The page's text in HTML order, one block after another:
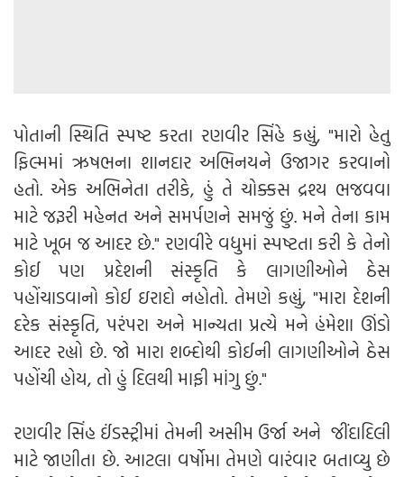
પોતાની સ્થિતિ સ્પષ્ટ કરતા રણવીર સિંહે કહ્યું, "મારો હેતુ
ફિલ્મમાં ઋષભના શાનદાર અભિનયને ઉજાગર કરવાનો
હતો. એક અભિનેતા તરીકે, હું તે ચોક્કસ દ્રશ્ય ભજવવા
માટે જરૂરી મહેનત અને સમર્પણને સમજું છું. મને તેના કામ
માટે ખૂબ જ આદર છે." રણવીરે વધુમાં સ્પષ્ટતા કરી કે તેનો
કોઈ પણ પ્રદેશની સંસ્કૃતિ કે લાગણીઓને ઠેસ
પહોંચાડવાનો કોઈ ઇરાદો નહોતો. તેમણે કહ્યું, "મારા દેશની
દરેક સંસ્કૃતિ, પરંપરા અને માન્યતા પ્રત્યે મને હંમેશા ઊંડો
આદર રહ્યો છે. જો મારા શબ્દોથી કોઈની લાગણીઓને ઠેસ
પહોંચી હોય, તો હું દિલથી માફી માંગુ છું."
રણવીર સિંહ ઈંડસ્ટ્રીમાં તેમની અસીમ ઉર્જા અને જીંદાદિલી
માટે જાણીતા છે. આટલા વર્ષોમા તેમણે વારંવાર બતાવ્યુ છે